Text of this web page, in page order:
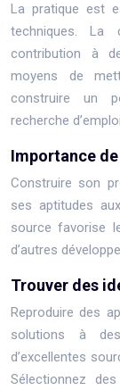
La pratique est
techniques. La
contribution à
moyens de
construire un
recherche
Importance
Construire son
ses aptitudes
source favorise
d’autres
Trouver des
Reproduire des
solutions à des
d’excellentes
Sélectionnez